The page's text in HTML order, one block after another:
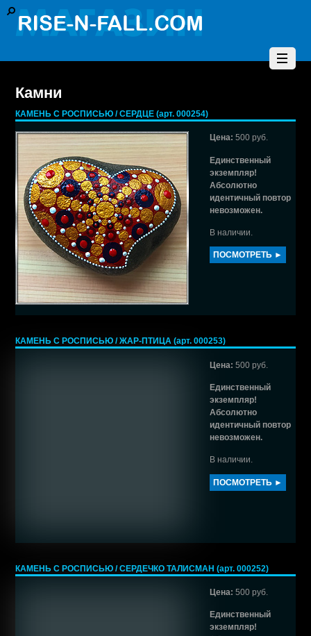
Камни
КАМЕНЬ С РОСПИСЬЮ / СЕРДЦЕ (арт. 000254)
Цена: 500 руб.
Единственный
экземпляр!
Абсолютно
идентичный повтор
невозможен.
В наличии.
ПОСМОТРЕТЬ ►
КАМЕНЬ С РОСПИСЬЮ / ЖАР-ПТИЦА (арт. 000253)
Цена: 500 руб.
Единственный
экземпляр!
Абсолютно
идентичный повтор
невозможен.
В наличии.
ПОСМОТРЕТЬ ►
КАМЕНЬ С РОСПИСЬЮ / СЕРДЕЧКО ТАЛИСМАН (арт. 000252)
Цена: 500 руб.
Единственный
экземпляр!